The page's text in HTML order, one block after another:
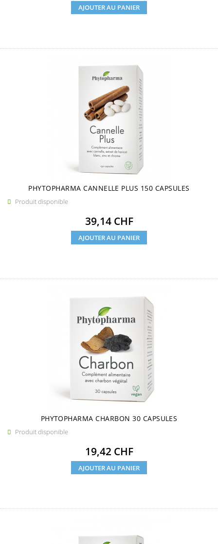
AJOUTER AU PANIER
PHYTOPHARMA CANNELLE PLUS 150 CAPSULES
 Produit disponible
Prix
39,14 CHF
AJOUTER AU PANIER
PHYTOPHARMA CHARBON 30 CAPSULES
 Produit disponible
Prix
19,42 CHF
AJOUTER AU PANIER